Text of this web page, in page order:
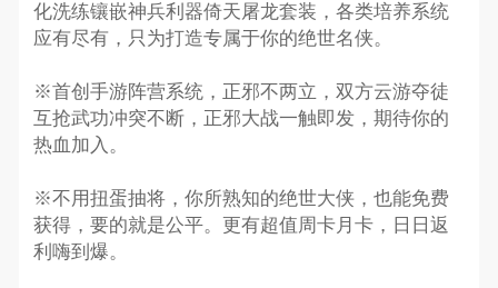
化洗练镶嵌神兵利器倚天屠龙套装，各类培养系统
应有尽有，只为打造专属于你的绝世名侠。
※首创手游阵营系统，正邪不两立，双方云游夺徒
互抢武功冲突不断，正邪大战一触即发，期待你的
热血加入。
※不用扭蛋抽将，你所熟知的绝世大侠，也能免费
获得，要的就是公平。更有超值周卡月卡，日日返
利嗨到爆。